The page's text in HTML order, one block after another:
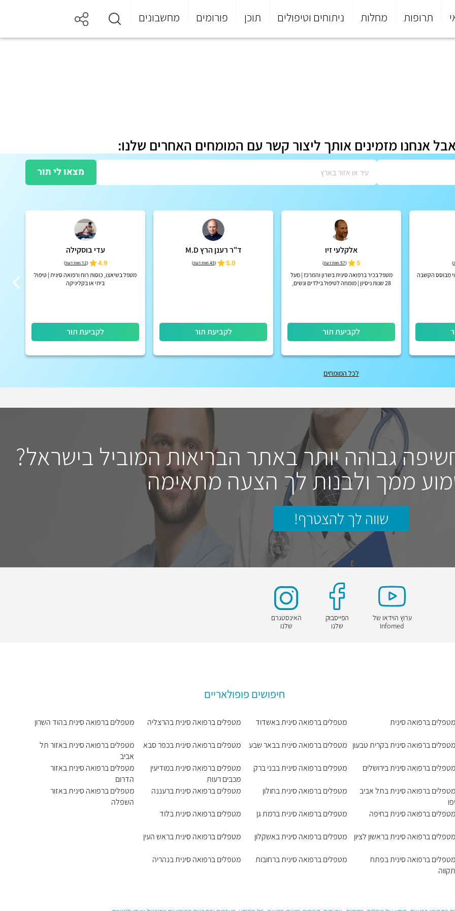
תרופות מחלות ניתוחים וטיפולים תוכן פורומים מחשבונים
אנחנו מזמינים אותך ליצור קשר עם המומחים האחרים שלנו:
מצאו לי תור
)
מבוסס הקשבה
אלקלעי זיו
5
(57 חוות דעת )
מטפל בכיר ברפואה סינית בשרון והמרכז | מעל
28 שנות ניסיון | מומחה לטיפול בילדים ונשים,
לקביעת תור
ד"ר רענן הרץ M.D
5.0
(45 חוות דעת )
לקביעת תור
עדי בוסקילה
4.9
(12 חוות דעת )
מטפל בשיאצו, כוסות רוח ורפואה סינית | טיפול
ביתי או בקליניקה
לקביעת תור
לכל המומחים
גבוהה יותר באתר הבריאות המוביל בישראל?
ממך ולבנות לך הצעה מתאימה
שווה לך להצטרף!
ערוץ הוידאו של
Infomed
הפייסבוק
שלנו
האינסטגרם
שלנו
חיפושים פופולאריים
מטפלים ברפואה סינית
מטפלים ברפואה סינית בקרית טבעון
מטפלים ברפואה סינית בירושלים
מטפלים ברפואה סינית בתל אביב
יפו
מטפלים ברפואה סינית בחיפה
מטפלים ברפואה סינית בראשון לציון
מטפלים ברפואה סינית בפתח
תקווה
מטפלים ברפואה סינית באשדוד
מטפלים ברפואה סינית בבאר שבע
מטפלים ברפואה סינית בבני ברק
מטפלים ברפואה סינית בחולון
מטפלים ברפואה סינית ברמת גן
מטפלים ברפואה סינית באשקלון
מטפלים ברפואה סינית ברחובות
מטפלים ברפואה סינית בהרצליה
מטפלים ברפואה סינית בכפר סבא
מטפלים ברפואה סינית במודיעין
מכבים רעות
מטפלים ברפואה סינית ברעננה
מטפלים ברפואה סינית בלוד
מטפלים ברפואה סינית בראש העין
מטפלים ברפואה סינית בנהריה
מטפלים ברפואה סינית בהוד השרון
מטפלים ברפואה סינית באזור תל
אביב
מטפלים ברפואה סינית באזור
הדרום
מטפלים ברפואה סינית באזור
השפלה